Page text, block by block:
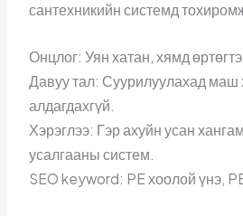
сантехникийн системд
Онцлог: Уян хатан, хямд
Давуу тал: Суурилуулахад маш
алдагдахгүй.
Хэрэглээ: Гэр ахуйн усан
усалгааны систем.
SEO keyword: PE хоолой үнэ,